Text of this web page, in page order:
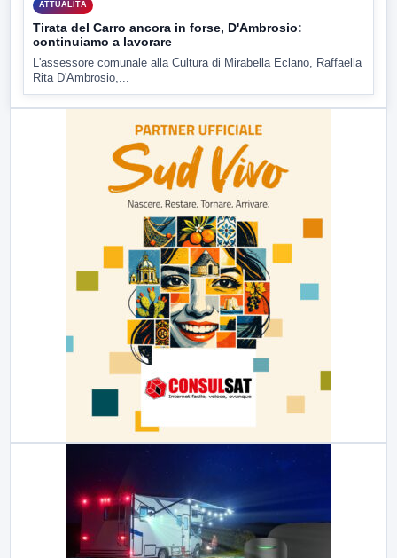
ATTUALITÀ
Tirata del Carro ancora in forse, D'Ambrosio:
continuiamo a lavorare
L'assessore comunale alla Cultura di Mirabella Eclano, Raffaella
Rita D'Ambrosio,...